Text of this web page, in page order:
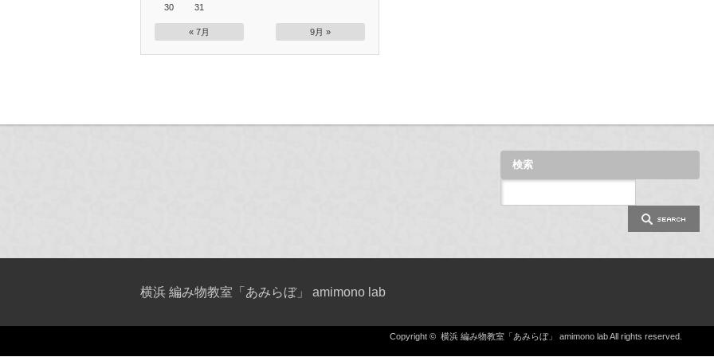
30 31
« 7月 9月 »
検索
横浜 編み物教室「あみらぼ」 amimono lab
Copyright © 横浜 編み物教室「あみらぼ」 amimono labAll rights reserved.